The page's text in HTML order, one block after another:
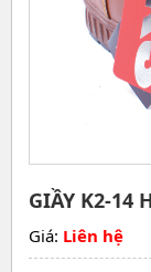
GIẦY K2-14
Giá: Liên hệ